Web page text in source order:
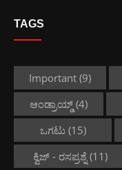
TAGS
Important (9)
ಆಂಡ್ರಾಯ್ಡ್(4)
ಒಗಟು(15)
ಕ್ವಿಜ್ - ರಸಪ್ರಶ್ನೆ (11)